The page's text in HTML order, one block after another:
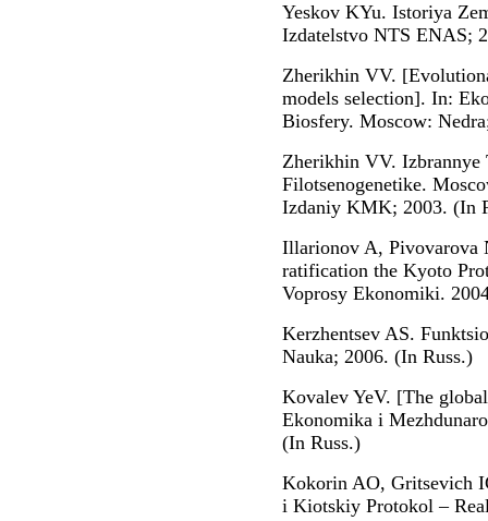
Yeskov KYu. Istoriya
Izdatelstvo NTS ENAS;
Zherikhin VV.
models selection]. In:
Biosfery. Moscow:
Zherikhin VV. Izbrannye
Filotsenogenetike.
Izdaniy KMK; 2003. (In
Illarionov A, Pivovarova
ratification the Kyoto
Voprosy Ekonomiki.
Kerzhentsev AS.
Nauka; 2006. (In Russ.)
Kovalev YeV. [The
Ekonomika i
(In Russ.)
Kokorin AO, Gritsevich
i Kiotskiy Protokol –